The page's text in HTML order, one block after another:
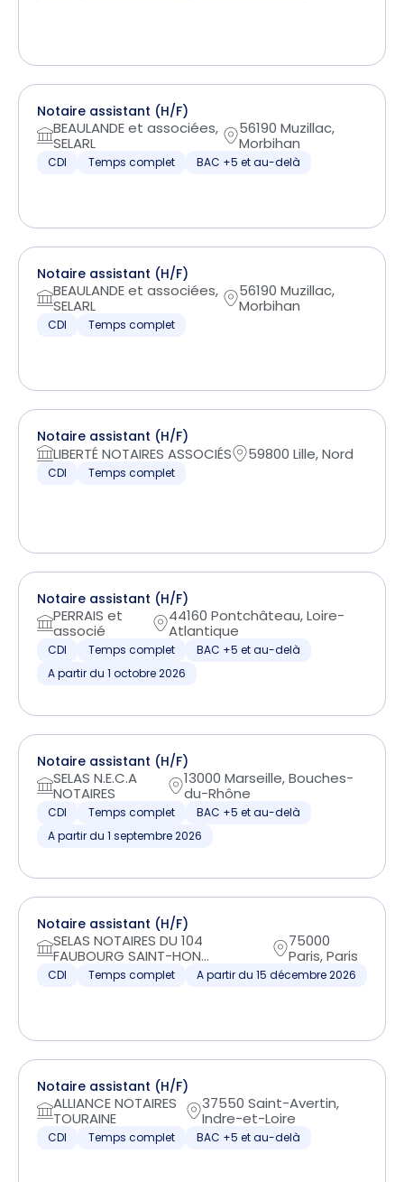
Notaire assistant (H/F)
BEAULANDE et associées,
SELARL
56190 Muzillac,
Morbihan
CDI Temps complet BAC +5 et au-delà
Notaire assistant (H/F)
BEAULANDE et associées,
SELARL
56190 Muzillac,
Morbihan
CDI Temps complet
Notaire assistant (H/F)
LIBERTÉ NOTAIRES ASSOCIÉS 59800 Lille, Nord
CDI Temps complet
Notaire assistant (H/F)
PERRAIS et
associé
44160 Pontchâteau, Loire-
Atlantique
CDI Temps complet
BAC +5 et au-delà
A partir du 1 octobre 2026
Notaire assistant (H/F)
SELAS N.E.C.A
NOTAIRES
13000 Marseille, Bouches-
du-Rhône
CDI Temps complet
BAC +5 et au-delà
A partir du 1 septembre 2026
Notaire assistant (H/F)
SELAS NOTAIRES DU 104
FAUBOURG SAINT-HON...
75000
Paris, Paris
CDI Temps complet A partir du 15 décembre 2026
Notaire assistant (H/F)
ALLIANCE NOTAIRES
TOURAINE
37550 Saint-Avertin,
Indre-et-Loire
CDI Temps complet BAC +5 et au-delà